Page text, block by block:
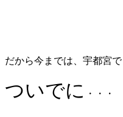
だから今までは、宇都宮
ついでに ・・・